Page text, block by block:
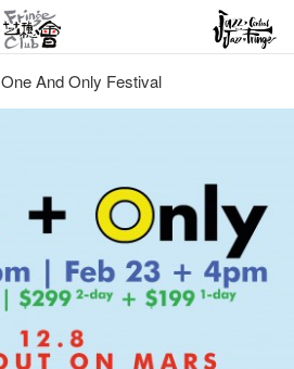
One And Only Festival